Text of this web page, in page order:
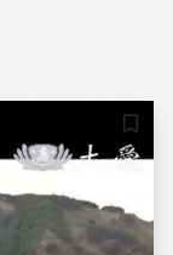
泉現象及火山氣
「熱螢光」的原
年代分析，結果
加上龜山島海域
有岩漿活動的徵
山」的定義。
海岸造成的危害
儲存